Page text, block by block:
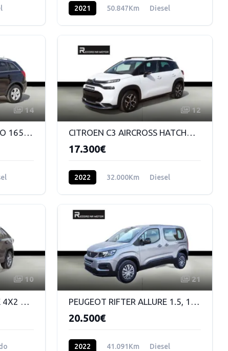
2021 50.847Km Diesel
14
OPEL ANTARA 2.2L TURBO 165 CV DSG DIESEL 4x4
12
CITROEN C3 AIRCROSS HATCHBACK SHINE 1.5 BLUEHDI STS 120 EAT6
17.300€
2022 32.000Km Diesel
10
TOYOTA RAV 4 ADVANCE 4X2 2.5 HYBRIDO 220 CV DSG
21
PEUGEOT RIFTER ALLURE 1.5, 100CV
20.500€
2022 41.091Km Diesel